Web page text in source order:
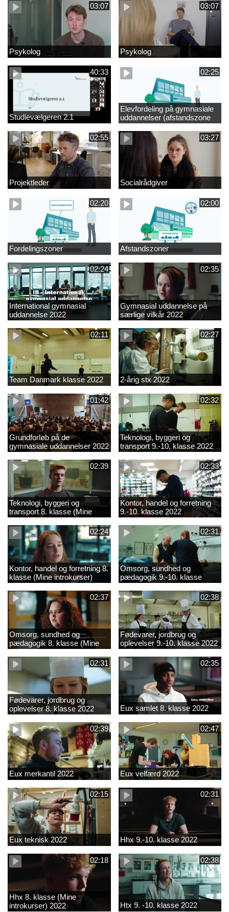
03:07
Psykolog
03:07
Psykolog
40:33
Studievælgeren 2.1
02:25
Elevfordeling på gymnasiale
uddannelser (afstandszone
redigeret)
02:55
Projektleder
03:27
Socialrådgiver
02:20
Fordelingszoner
02:00
Afstandszoner
02:24
International gymnasial
uddannelse 2022
02:35
Gymnasial uddannelse på
særlige vilkår 2022
02:11
Team Danmark klasse 2022
02:27
2-årig stx 2022
01:42
Grundforløb på de
gymnasiale uddannelser 2022
02:32
Teknologi, byggeri og
transport 9.-10. klasse 2022
02:39
Teknologi, byggeri og
transport 8. klasse (Mine
introkurser) 2022
02:33
Kontor, handel og forretning
9.-10. klasse 2022
02:24
Kontor, handel og forretning 8.
klasse (Mine introkurser)
2022
02:31
Omsorg, sundhed og
pædagogik 9.-10. klasse
2022
02:37
Omsorg, sundhed og
pædagogik 8. klasse (Mine
introkurser) 2022
02:38
Fødevarer, jordbrug og
oplevelser 9.-10. klasse 2022
02:31
Fødevarer, jordbrug og
oplevelser 8. klasse 2022
02:35
Eux samlet 8. klasse 2022
02:39
Eux merkantil 2022
02:47
Eux velfærd 2022
02:15
Eux teknisk 2022
02:31
Hhx 9.-10. klasse 2022
02:18
Hhx 8. klasse (Mine
introkurser) 2022
02:38
Htx 9. -10. klasse 2022